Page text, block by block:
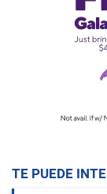
TE PUEDE